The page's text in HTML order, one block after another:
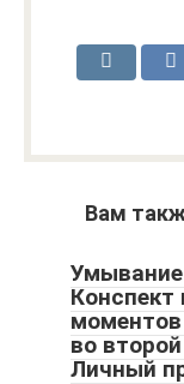
Вам
во
Личный